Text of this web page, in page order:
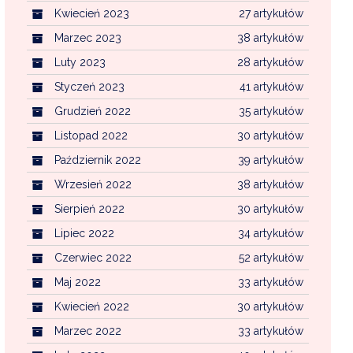
27 artykułów
Kwiecień 2023
38 artykułów
Marzec 2023
28 artykułów
Luty 2023
41 artykułów
Styczeń 2023
35 artykułów
Grudzień 2022
30 artykułów
Listopad 2022
39 artykułów
Październik 2022
38 artykułów
Wrzesień 2022
30 artykułów
Sierpień 2022
34 artykułów
Lipiec 2022
52 artykułów
Czerwiec 2022
33 artykułów
Maj 2022
30 artykułów
Kwiecień 2022
33 artykułów
Marzec 2022